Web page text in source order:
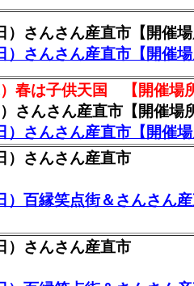
）さんさん産直市【開催
）さんさん産直市【開催
春は子供天国 【開催
さんさん産直市【開催場
）さんさん産直市【開催
日）さんさん産
）百縁笑点街＆さんさん
日）さんさん産